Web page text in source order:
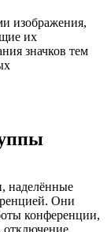
изображения,
их
значков тем
наделённые
Они
конференции,